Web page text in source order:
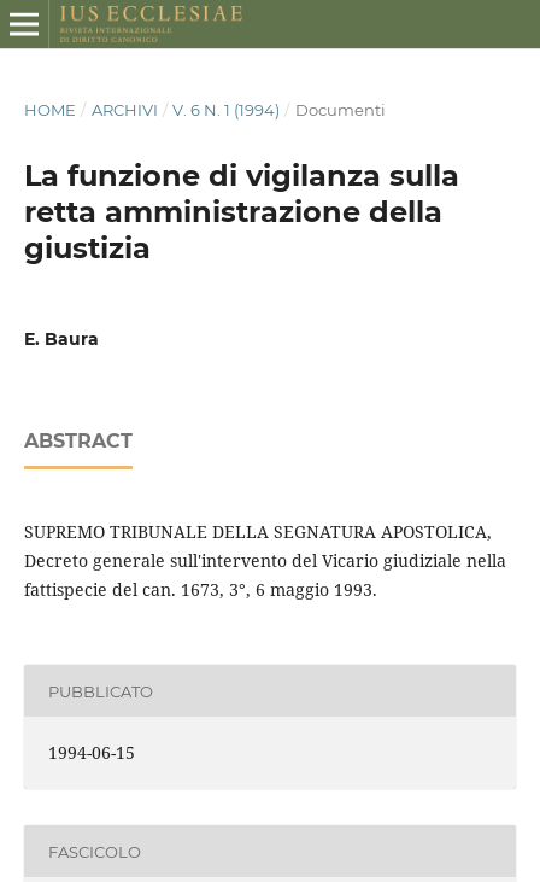
HOME / ARCHIVI / V. 6 N. 1 (1994) / Documenti
La funzione di vigilanza sulla
retta amministrazione della
giustizia
E. Baura
ABSTRACT
SUPREMO TRIBUNALE DELLA SEGNATURA APOSTOLICA,
Decreto generale sull'intervento del Vicario giudiziale nella
fattispecie del can. 1673, 3°, 6 maggio 1993.
PUBBLICATO
1994-06-15
FASCICOLO